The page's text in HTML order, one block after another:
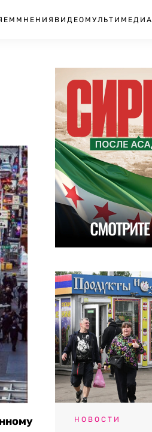
МНЕНИЯ ВИДЕО МУЛЬТИМЕДИА
НОВОСТИ